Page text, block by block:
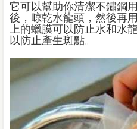
它可以幫助你清潔不鏽鋼
後，晾乾水龍頭，然後再
上的蠟膜可以防止水和水
以防止產生斑點。